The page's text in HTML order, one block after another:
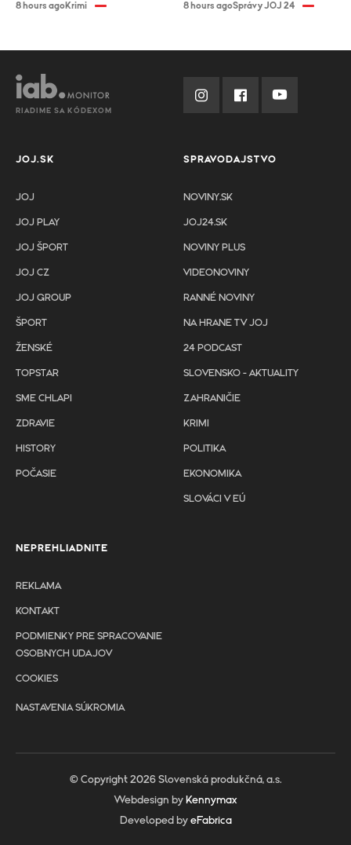
8 hours agoKrimi 8 hours agoSprávy JOJ 24
RIADIME SA KÓDEXOM
JOJ.SK
JOJ
JOJ PLAY
JOJ ŠPORT
JOJ CZ
JOJ GROUP
ŠPORT
ŽENSKÉ
TOPSTAR
SME CHLAPI
ZDRAVIE
HISTORY
POČASIE
SPRAVODAJSTVO
NOVINY.SK
JOJ24.SK
NOVINY PLUS
VIDEONOVINY
RANNÉ NOVINY
NA HRANE TV JOJ
24 PODCAST
SLOVENSKO - AKTUALITY
ZAHRANIČIE
KRIMI
POLITIKA
EKONOMIKA
SLOVÁCI V EÚ
NEPREHLIADNITE
REKLAMA
KONTAKT
PODMIENKY PRE SPRACOVANIE
OSOBNYCH UDAJOV
COOKIES
NASTAVENIA SÚKROMIA
© Copyright 2026 Slovenská produkčná, a.s.
Webdesign by Kennymax
Developed by eFabrica